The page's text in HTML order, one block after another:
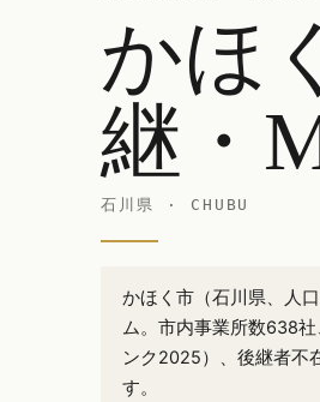
かほ
継・
石川県 · CHUBU
かほく市（石川県、人
ム。市内事業所数638
ンク2025）、後継者不
す。